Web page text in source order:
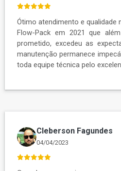
Ótimo atendimento e qualidade
Flow-Pack em 2021 que
prometido, excedeu as
manutenção permanece
toda equipe técnica pelo
Cleberson Fagundes
04/04/2023